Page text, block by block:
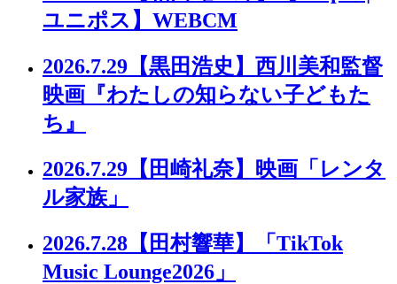
ユニポス】WEBCM
2026.7.29 【黒田浩史】西川美和監督
映画『わたしの知らない子どもた
ち』
2026.7.29 【田崎礼奈】映画「レンタ
ル家族」
2026.7.28 【田村響華】「TikTok
Music Lounge2026」